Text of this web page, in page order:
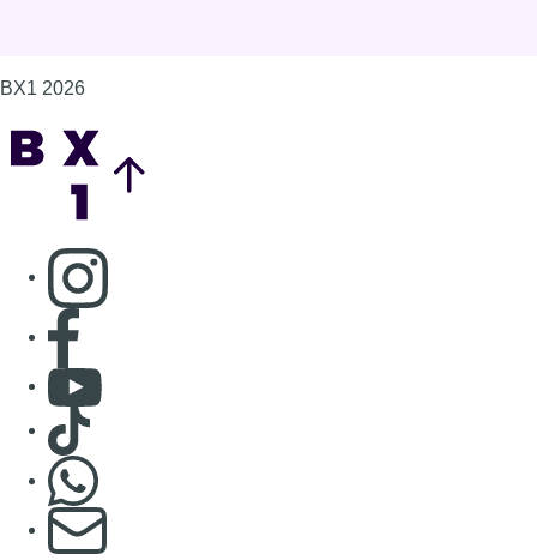
S'abonner à notre newsletter
Connaître BX1
Publicité
Offres d'emploi
Contact
Mentions légales
Politique de cookies (UE)
Gérer les cookies